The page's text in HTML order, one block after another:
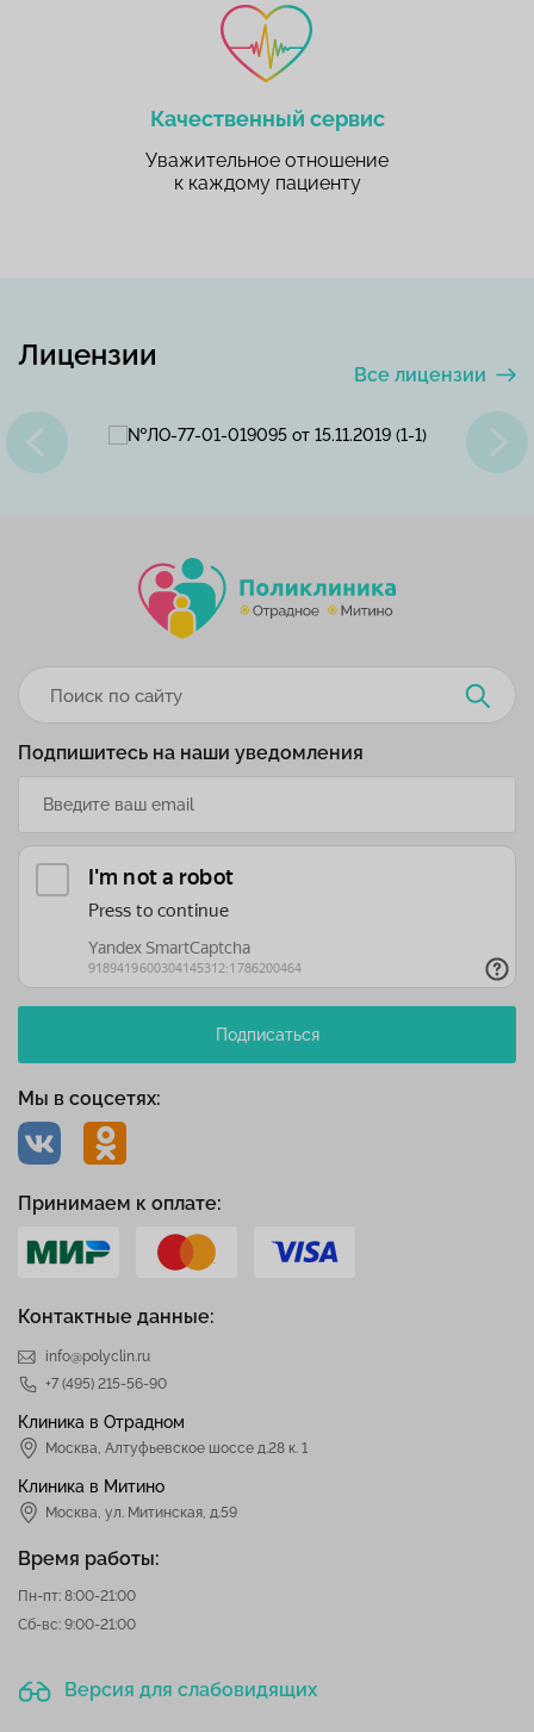
Качественный сервис
Уважительное отношение
к каждому пациенту
Лицензии
Все лицензии
Контактные данные:
info@polyclin.ru
+7 (495) 215-56-90
Клиника в Отрадном
Москва, Алтуфьевское шоссе д.28 к. 1
Клиника в Митино
Москва, ул. Митинская, д.59
Время работы:
Пн-пт: 8:00-21:00
Сб-вс: 9:00-21:00
Мы в соцсетях:
Подпишитесь на наши уведомления
Подписаться
Версия для слабовидящих
Принимаем к оплате: